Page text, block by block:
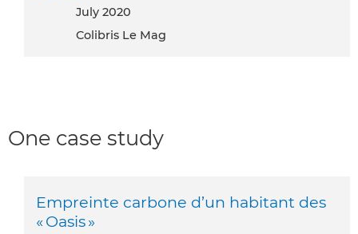
July 2020
Colibris Le Mag
One case study
Empreinte carbone d’un habitant des
« Oasis »